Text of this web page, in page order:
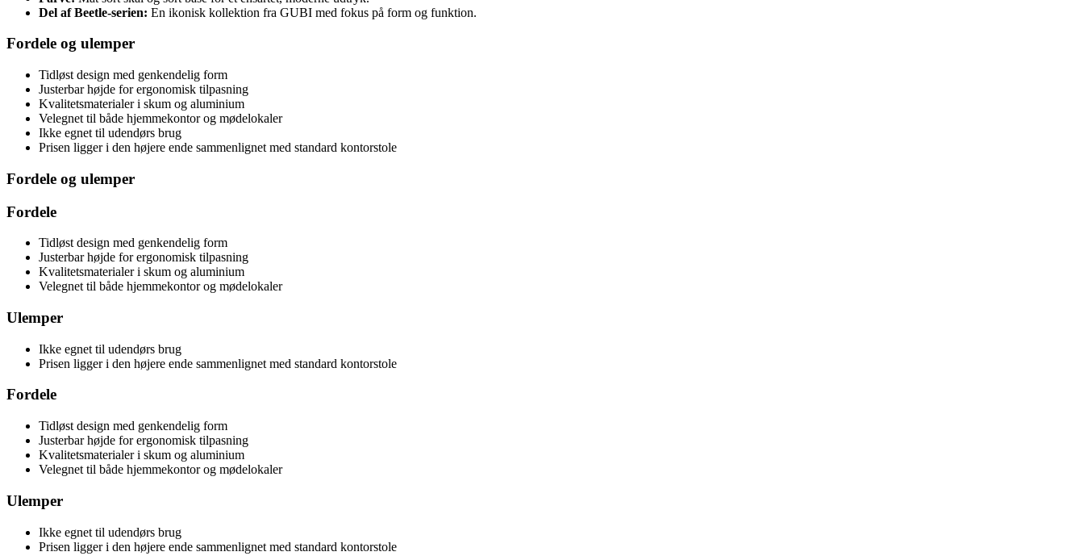
Del af Beetle-serien: En ikonisk kollektion fra GUBI med fokus på form og funktion.
Fordele og ulemper
Tidløst design med genkendelig form
Justerbar højde for ergonomisk tilpasning
Kvalitetsmaterialer i skum og aluminium
Velegnet til både hjemmekontor og mødelokaler
Ikke egnet til udendørs brug
Prisen ligger i den højere ende sammenlignet med standard kontorstole
Fordele og ulemper
Fordele
Tidløst design med genkendelig form
Justerbar højde for ergonomisk tilpasning
Kvalitetsmaterialer i skum og aluminium
Velegnet til både hjemmekontor og mødelokaler
Ulemper
Ikke egnet til udendørs brug
Prisen ligger i den højere ende sammenlignet med standard kontorstole
Fordele
Tidløst design med genkendelig form
Justerbar højde for ergonomisk tilpasning
Kvalitetsmaterialer i skum og aluminium
Velegnet til både hjemmekontor og mødelokaler
Ulemper
Ikke egnet til udendørs brug
Prisen ligger i den højere ende sammenlignet med standard kontorstole